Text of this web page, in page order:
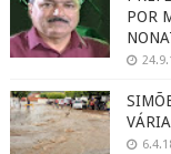
POR